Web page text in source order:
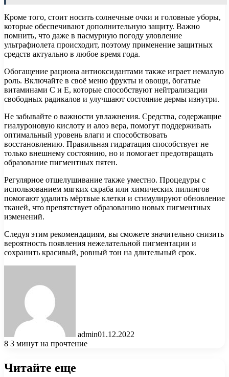
Кроме того, стоит носить солнечные очки и головные уборы,
которые обеспечивают дополнительную защиту. Важно
помнить, что даже в пасмурную погоду уловление
ультрафиолета происходит, поэтому применение защитных
средств актуально в любое время года.
Обогащение рациона антиоксидантами также играет немалую
роль. Включайте в своё меню фрукты и овощи, богатые
витаминами С и Е, которые способствуют нейтрализации
свободных радикалов и улучшают состояние дермы изнутри.
Не забывайте о важности увлажнения. Средства, содержащие
гиалуроновую кислоту и алоэ вера, помогут поддерживать
оптимальный уровень влаги и способствовать
восстановлению. Правильная гидратация способствует не
только внешнему состоянию, но и помогает предотвращать
образование пигментных пятен.
Регулярное отшелушивание также уместно. Процедуры с
использованием мягких скраба или химических пилингов
помогают удалить мёртвые клетки и стимулируют обновление
тканей, что препятствует образованию новых пигментных
изменений.
Следуя этим рекомендациям, вы сможете значительно снизить
вероятность появления нежелательной пигментации и
сохранить красивый, ровный тон на длительный срок.
admin01.12.2022
8 3 минут на прочтение
Читайте еще